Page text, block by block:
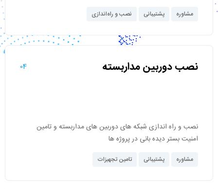
مشاوره پشتیبانی نصب و راه‌اندازی
نصب دوربین مداربسته 04
نصب و راه اندازی شبکه های دوربین های مداربسته و تامین
امنیت بستر دیده بانی در پروژه ها
مشاوره پشتیبانی تامین تجهیزات